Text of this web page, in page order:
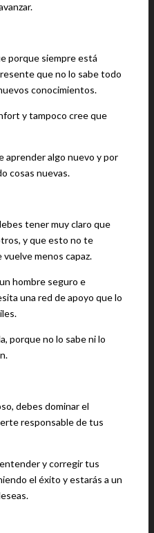
porque siempre está
que no lo sabe todo
conocimientos.
y tampoco cree que
aprender algo nuevo y por
cosas nuevas.
tener muy claro que
y que esto no te
menos capaz.
hombre seguro e
una red de apoyo que lo
porque no lo sabe ni lo
debes dominar el
responsable de tus
y corregir tus
el éxito y estarás a un